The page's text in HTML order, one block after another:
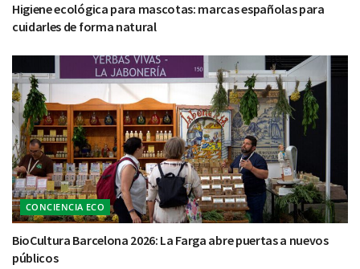
Higiene ecológica para mascotas: marcas españolas para
cuidarles de forma natural
CONCIENCIA ECO
BioCultura Barcelona 2026: La Farga abre puertas a nuevos
públicos